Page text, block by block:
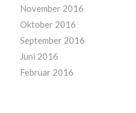
November 2016
Oktober 2016
September 2016
Juni 2016
Februar 2016